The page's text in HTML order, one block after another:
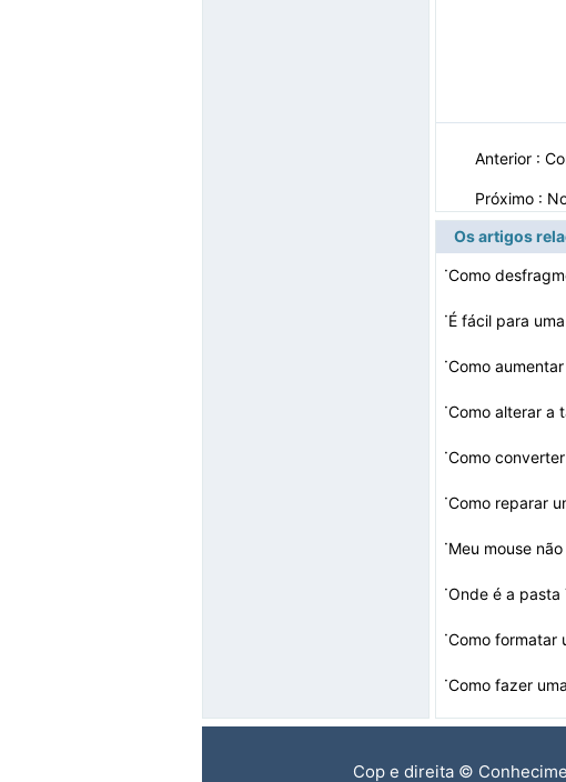
Anterior :
Próximo :
Os artigos
·Como
·
·Como
·
·
·Como reparar
·Meu mouse
·Onde é a pasta
·
·
Cop e direita ©